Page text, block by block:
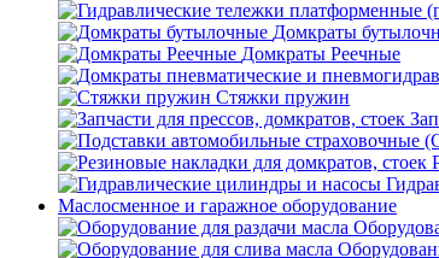
Домкраты
Домкраты Реечные
Стяжки пружин
Маслосменное и гаражное оборудование